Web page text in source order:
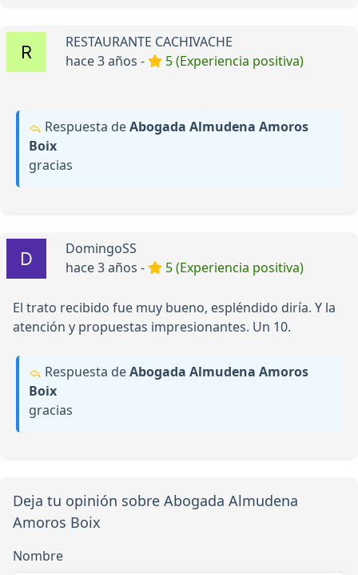
RESTAURANTE CACHIVACHE
hace 3 años -
5 (Experiencia positiva)
Respuesta deAbogada Almudena Amoros
Boix
gracias
DomingoSS
hace 3 años -
5 (Experiencia positiva)
El trato recibido fue muy bueno, espléndido diría. Y la
atención y propuestas impresionantes. Un 10.
Respuesta deAbogada Almudena Amoros
Boix
gracias
Deja tu opinión sobre Abogada Almudena
Amoros Boix
Nombre